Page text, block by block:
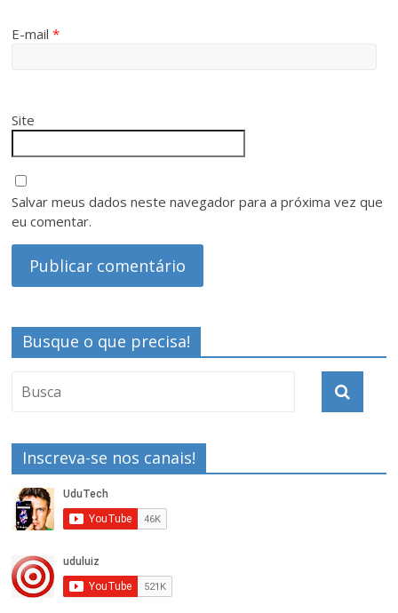
E-mail*
Site
Salvar meus dados neste navegador para a próxima vez que
eu comentar.
Busque o que precisa!
Inscreva-se nos canais!